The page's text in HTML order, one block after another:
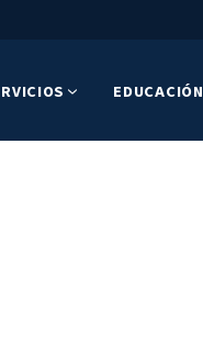
EDUCACIÓN